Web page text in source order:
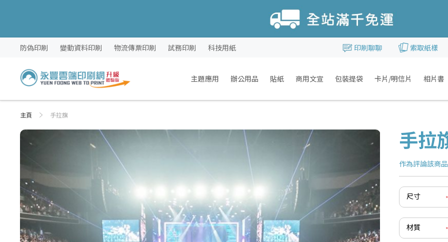
跳
內
容
印刷聊聊 索取紙樣
防偽印刷 變動資料印刷 物流傳票印刷 試務印刷 科技用紙
主題應用 辦公用品 貼紙 商用文宣 包裝提袋 卡片/明信片 相片書
主頁 手拉旗
手拉
作為評論該商
尺寸
材質
Skip
end
the
images
gallery
Skip
beginning
the
images
gallery